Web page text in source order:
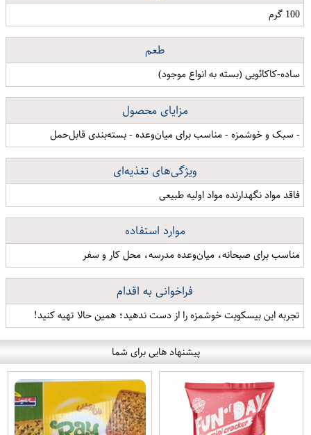
100 گرم
طعم
ساده-کاکائویی (بسته به انواع موجود)
مزایای محصول
- سبک و خوشمزه - مناسب برای میان‌وعده - بسته‌بندی قابل‌حمل
ویژگی‌های تغذیه‌ای
فاقد مواد نگهدارنده مواد اولیه طبیعی
موارد استفاده
مناسب برای صبحانه، میان‌وعده مدرسه، محل کار و سفر
فراخوانی به اقدام
تجربه این بیسکویت خوشمزه را از دست ندهید؛ همین حالا تهیه کنید!
پیشنهاد هایی برای شما